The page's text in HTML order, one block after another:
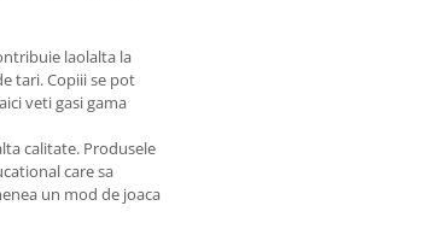
laolalta la
tari. Copiii se pot
veti gasi gama
calitate. Produsele
care sa
un mod de joaca